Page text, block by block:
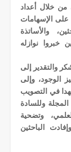
من خلال أعداد
على الإسهامات
والأساتذة
خبروا نوازله
والتقدير إلى
الوجود، وإلى
في التصويب
وللسادة
وتضحية
الباحثين